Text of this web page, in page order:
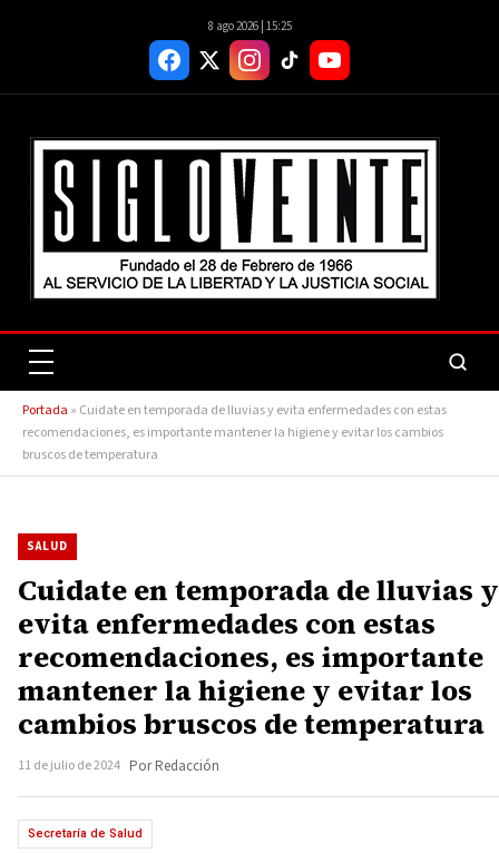
8 ago 2026 | 15:25
Portada » Cuidate en temporada de lluvias y evita enfermedades con estas
recomendaciones, es importante mantener la higiene y evitar los cambios
bruscos de temperatura
SALUD
Cuidate en temporada de lluvias y
evita enfermedades con estas
recomendaciones, es importante
mantener la higiene y evitar los
cambios bruscos de temperatura
11 de julio de 2024 Por Redacción
Secretaría de Salud